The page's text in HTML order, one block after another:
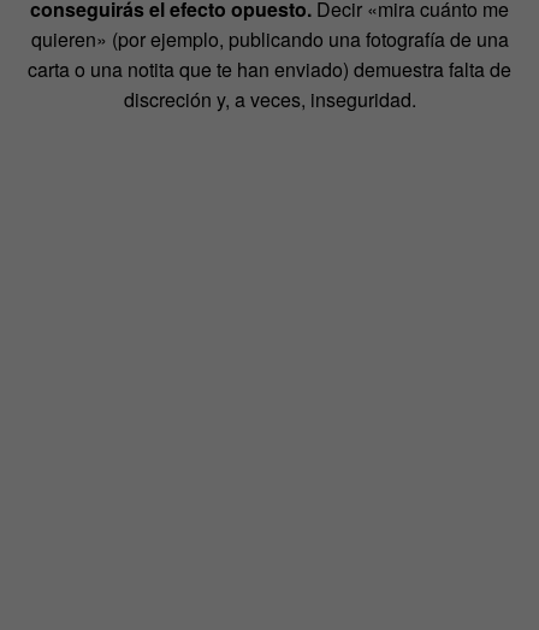
conseguirás el efecto opuesto. Decir «mira cuánto me
quieren» (por ejemplo, publicando una fotografía de una
carta o una notita que te han enviado) demuestra falta de
discreción y, a veces, inseguridad.